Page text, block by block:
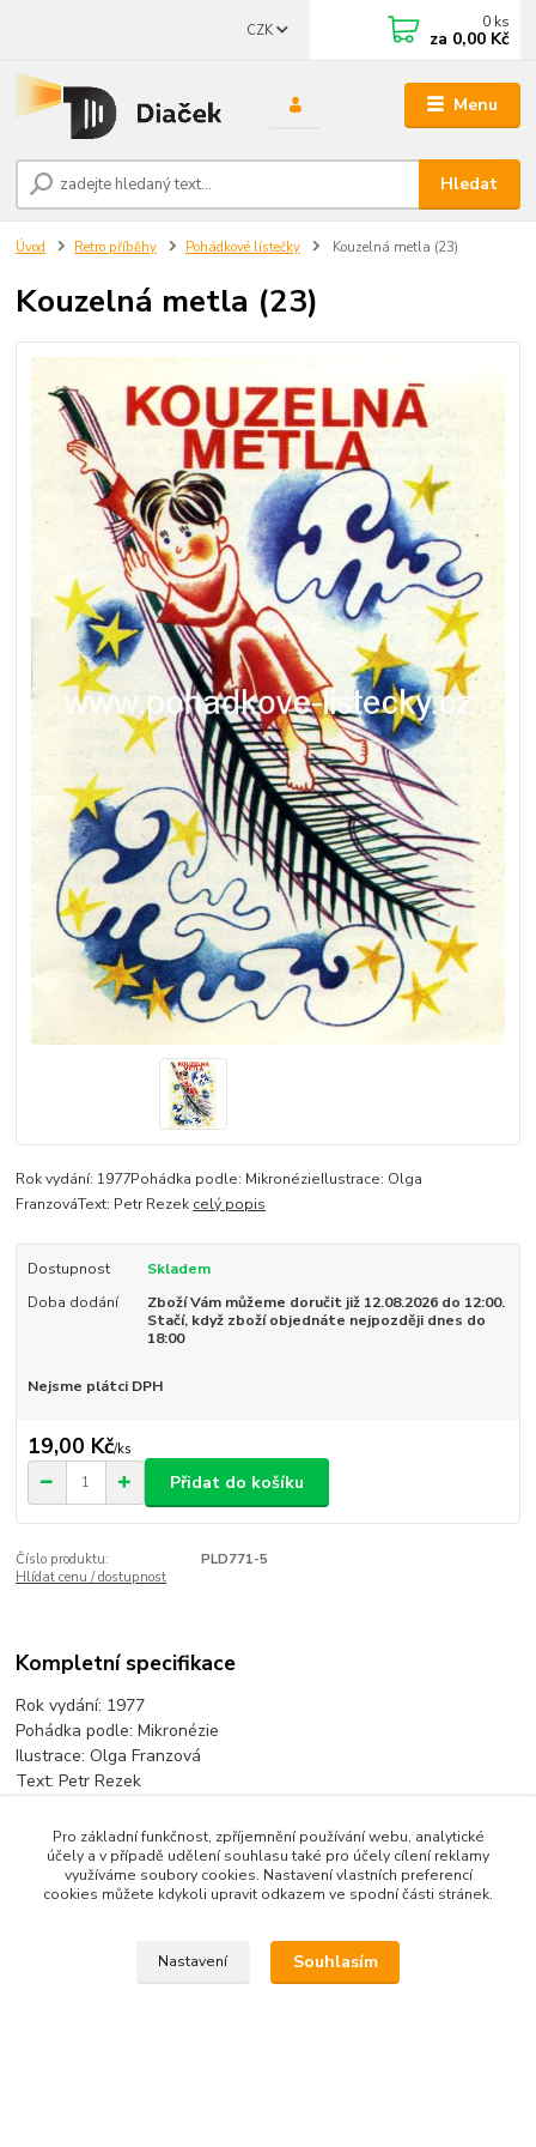
Menu
CZK
Hledat
0 ks
za 0,00 Kč
Úvod Retro příběhy Pohádkové lístečky Kouzelná metla (23)
Kouzelná metla (23)
Rok vydání: 1977Pohádka podle: MikronézieIlustrace: Olga
FranzováText: Petr Rezek celý popis
Dostupnost
Skladem
Doba dodání
Zboží Vám můžeme doručit již 12.08.2026 do 12:00.
Stačí, když zboží objednáte nejpozději dnes do
18:00
Nejsme plátci DPH
19,00 Kč/ks
Přidat do košíku
Číslo produktu:
PLD771-5
Hlídat cenu / dostupnost
Kompletní specifikace
Rok vydání: 1977
Pohádka podle: Mikronézie
Ilustrace: Olga Franzová
Text: Petr Rezek
Zboží zařazeno v kategoriích
Pohádkové lístečky jednotlivé
Pro základní funkčnost, zpříjemnění používání webu, analytické
účely a v případě udělení souhlasu také pro účely cílení reklamy
využíváme soubory cookies. Nastavení vlastních preferencí
cookies můžete kdykoli upravit odkazem ve spodní části stránek.
Nastavení Souhlasím